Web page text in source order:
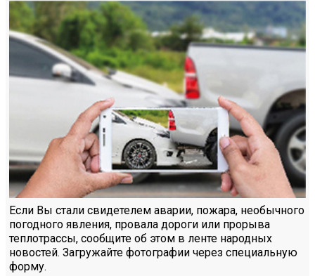
Если Вы стали свидетелем аварии, пожара, необычного
погодного явления, провала дороги или прорыва
теплотрассы, сообщите об этом в ленте народных
новостей. Загружайте фотографии через специальную
форму.